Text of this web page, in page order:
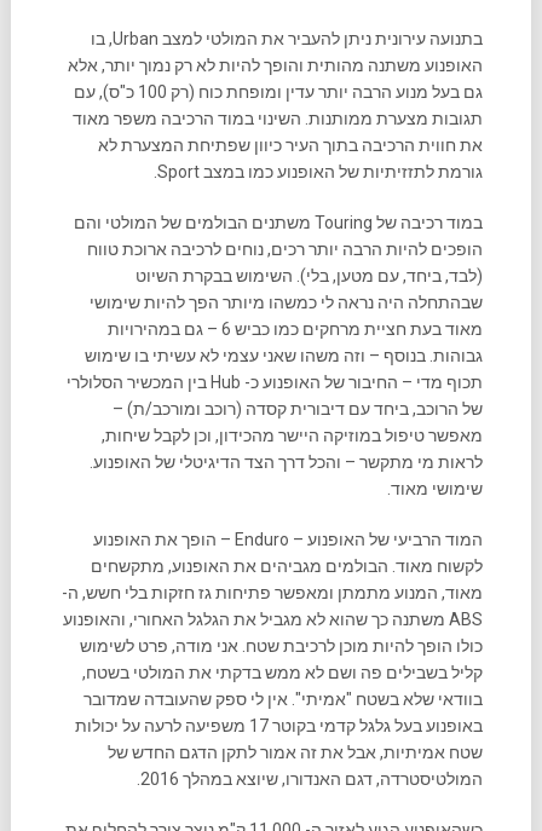
בתנועה עירונית ניתן להעביר את המולטי למצב Urban, בו
האופנוע משתנה מהותית והופך להיות לא רק נמוך יותר, אלא
גם בעל מנוע הרבה יותר עדין ומופחת כוח (רק 100 כ"ס), עם
תגובות מצערת ממותנות. השינוי במוד הרכיבה משפר מאוד
את חווית הרכיבה בתוך העיר כיוון שפתיחת המצערת לא
גורמת לתזזיתיות של האופנוע כמו במצב Sport.
במוד רכיבה של Touring משתנים הבולמים של המולטי והם
הופכים להיות הרבה יותר רכים, נוחים לרכיבה ארוכת טווח
(לבד, ביחד, עם מטען, בלי). השימוש בבקרת השיוט
שבהתחלה היה נראה לי כמשהו מיותר הפך להיות שימושי
מאוד בעת חציית מרחקים כמו כביש 6 – גם במהירויות
גבוהות. בנוסף – וזה משהו שאני עצמי לא עשיתי בו שימוש
תכוף מדי – החיבור של האופנוע כ- Hub בין המכשיר הסלולרי
של הרוכב, ביחד עם דיבורית קסדה (רוכב ומורכב/ת) –
מאפשר טיפול במוזיקה היישר מהכידון, וכן לקבל שיחות,
לראות מי מתקשר – והכל דרך הצד הדיגיטלי של האופנוע.
שימושי מאוד.
המוד הרביעי של האופנוע – Enduro – הופך את האופנוע
לקשוח מאוד. הבולמים מגביהים את האופנוע, מתקשחים
מאוד, המנוע מתמתן ומאפשר פתיחות גז חזקות בלי חשש, ה-
ABS משתנה כך שהוא לא מגביל את הגלגל האחורי, והאופנוע
כולו הופך להיות מוכן לרכיבת שטח. אני מודה, פרט לשימוש
קליל בשבילים פה ושם לא ממש בדקתי את המולטי בשטח,
בוודאי שלא בשטח "אמיתי". אין לי ספק שהעובדה שמדובר
באופנוע בעל גלגל קדמי בקוטר 17 משפיעה לרעה על יכולות
שטח אמיתיות, אבל את זה אמור לתקן הדגם החדש של
המולטיסטרדה, דגם האנדורו, שיוצא במהלך 2016.